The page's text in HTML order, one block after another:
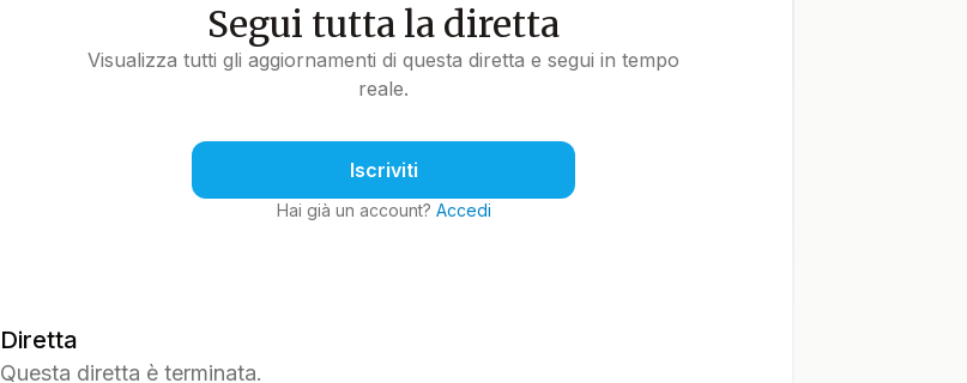
Segui tutta la diretta
Visualizza tutti gli aggiornamenti di questa diretta e segui in tempo
reale.
Iscriviti
Hai già un account? Accedi
Diretta
Questa diretta è terminata.